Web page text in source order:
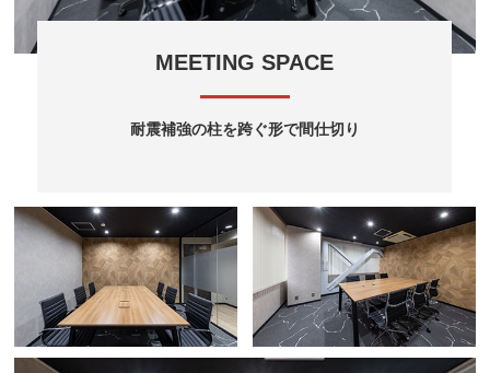
MEETING SPACE
耐震補強の柱を跨ぐ形で間仕切り